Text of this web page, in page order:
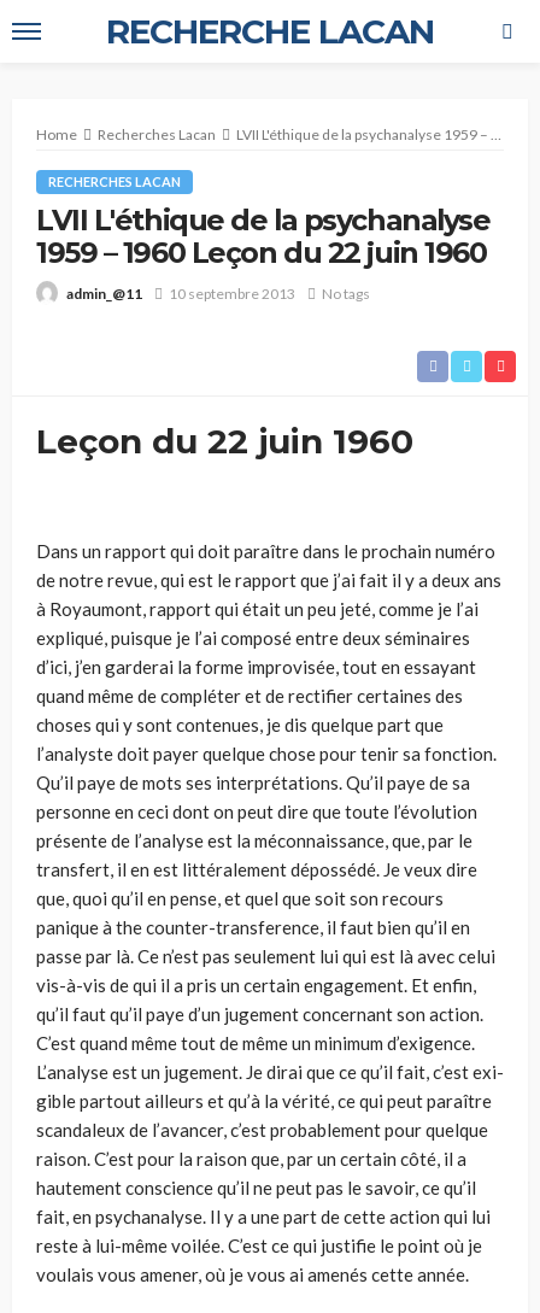
RECHERCHE LACAN
Home Recherches Lacan LVII L'éthique de la psychanalyse 1959 – 1960 Leçon du 22 juin 1960
RECHERCHES LACAN
LVII L'éthique de la psychanalyse
1959 – 1960 Leçon du 22 juin 1960
admin_@11 10 septembre 2013 No tags
Leçon du 22 juin 1960
Dans un rapport qui doit paraître dans le prochain numéro
de notre revue, qui est le rapport que j’ai fait il y a deux ans
à Royaumont, rapport qui était un peu jeté, comme je l’ai
expliqué, puisque je l’ai composé entre deux séminaires
d’ici, j’en garderai la forme improvisée, tout en essayant
quand même de compléter et de rectifier certaines des
choses qui y sont contenues, je dis quelque part que
l’analyste doit payer quelque chose pour tenir sa fonction.
Qu’il paye de mots ses interprétations. Qu’il paye de sa
personne en ceci dont on peut dire que toute l’évolution
présente de l’analyse est la méconnaissance, que, par le
transfert, il en est littérale­ment dépossédé. Je veux dire
que, quoi qu’il en pense, et quel que soit son recours
panique à the counter-transference, il faut bien qu’il en
passe par là. Ce n’est pas seulement lui qui est là avec celui
vis-à-vis de qui il a pris un certain engagement. Et enfin,
qu’il faut qu’il paye d’un jugement concernant son action.
C’est quand même tout de même un minimum d’exigence.
L’analyse est un jugement. Je dirai que ce qu’il fait, c’est exi­
gible partout ailleurs et qu’à la vérité, ce qui peut paraître
scandaleux de l’avancer, c’est probablement pour quelque
raison. C’est pour la raison que, par un certain côté, il a
hautement conscience qu’il ne peut pas le savoir, ce qu’il
fait, en psychanalyse. Il y a une part de cette action qui lui
reste à lui-même voilée. C’est ce qui justifie le point où je
voulais vous amener, où je vous ai amenés cette année.